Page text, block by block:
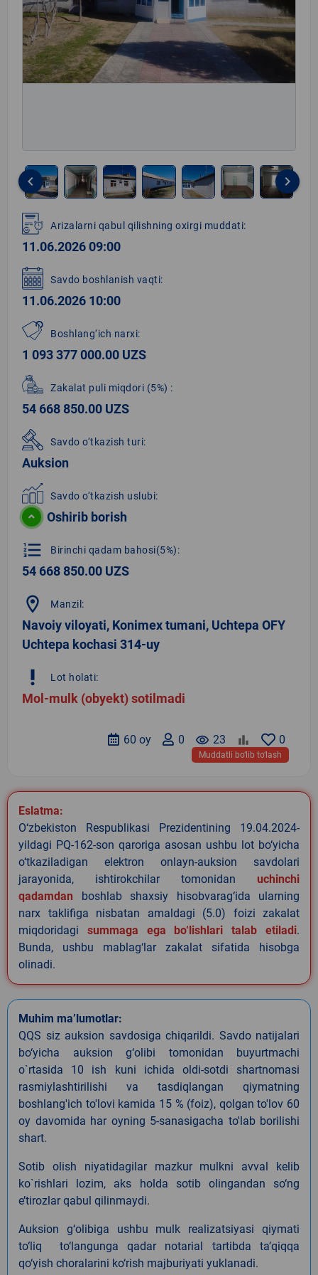
1
of
7
keyboard_arrow_left keyboard_arrow_right
Arizalarni qabul qilishning oxirgi muddati:
11.06.2026 09:00
Savdo boshlanish vaqti:
11.06.2026 10:00
Boshlang‘ich narxi:
1 093 377 000.00 UZS
Zakalat puli miqdori (5%) :
54 668 850.00 UZS
Savdo o‘tkazish turi:
Auksion
Savdo o‘tkazish uslubi:
Oshirib borish
format_list_numbered Birinchi qadam bahosi(5%):
54 668 850.00 UZS
location_on Manzil:
Navoiy viloyati, Konimex tumani, Uchtepa OFY
Uchtepa kochasi 314-uy
priority_high Lot holati:
Mol-mulk (obyekt) sotilmadi
0
remove_red_eye 23
0
60 oy
Muddatli bo‘lib to‘lash
Eslatma:
O‘zbekiston Respublikasi Prezidentining 19.04.2024-
yildagi PQ-162-son qaroriga asosan ushbu lot bo‘yicha
o‘tkaziladigan elektron onlayn-auksion savdolari
jarayonida, ishtirokchilar tomonidan uchinchi
qadamdan boshlab shaxsiy hisobvarag‘ida ularning
narx taklifiga nisbatan amaldagi (5.0) foizi zakalat
miqdoridagi summaga ega bo‘lishlari talab etiladi.
Bunda, ushbu mablag‘lar zakalat sifatida hisobga
olinadi.
Muhim ma’lumotlar:
QQS siz auksion savdosiga chiqarildi. Savdo natijalari
bo‘yicha auksion g‘olibi tomonidan buyurtmachi
o`rtasida 10 ish kuni ichida oldi-sotdi shartnomasi
rasmiylashtirilishi va tasdiqlangan qiymatning
boshlang'ich to'lovi kamida 15 % (foiz), qolgan to'lov 60
oy davomida har oyning 5-sanasigacha to'lab borilishi
shart.
Sotib olish niyatidagilar mazkur mulkni avval kelib
ko`rishlari lozim, aks holda sotib olingandan so‘ng
e’tirozlar qabul qilinmaydi.
Auksion g‘olibiga ushbu mulk realizatsiyasi qiymati
to‘liq to‘langunga qadar notarial tartibda ta’qiqqa
qo‘yish choralarini ko‘rish majburiyati yuklanadi.